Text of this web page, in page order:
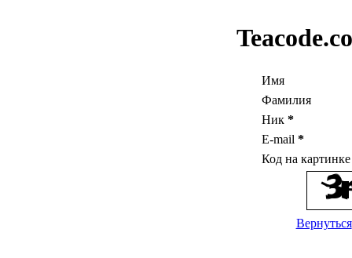
Имя
Фамилия
Ник *
E-mail *
Код на
Вернуться